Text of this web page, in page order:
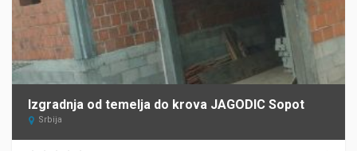
Izgradnja od temelja do krova JAGODIC Sopot
Srbija